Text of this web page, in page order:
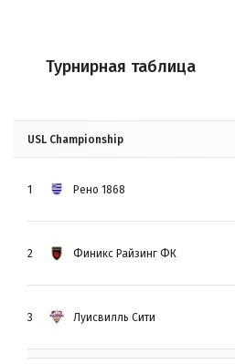
Турнирная таблица
USL Championship
1 Рено 1868
2 Финикс Райзинг ФК
3 Луисвилль Сити